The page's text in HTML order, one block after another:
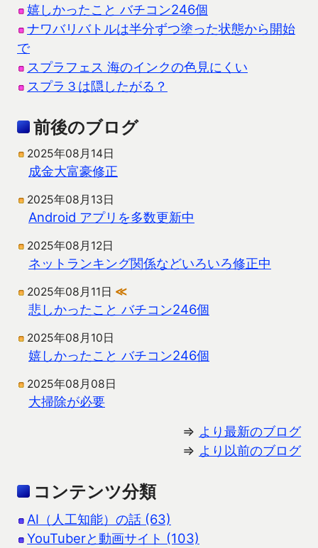
嬉しかったこと バチコン246個
ナワバリバトルは半分ずつ塗った状態から開始
で
スプラフェス 海のインクの色見にくい
スプラ３は隠したがる？
前後のブログ
2025年08月14日
成金大富豪修正
2025年08月13日
Android アプリを多数更新中
2025年08月12日
ネットランキング関係などいろいろ修正中
2025年08月11日 ≪
悲しかったこと バチコン246個
2025年08月10日
嬉しかったこと バチコン246個
2025年08月08日
大掃除が必要
⇒ より最新のブログ
⇒ より以前のブログ
コンテンツ分類
AI（人工知能）の話 (63)
YouTuberと動画サイト (103)